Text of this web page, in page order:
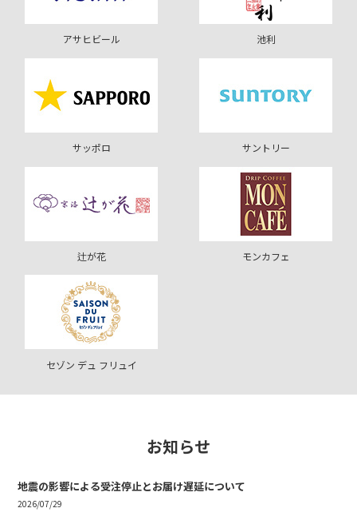
アサヒビール 池利
サッポロ サントリー
辻が花 モンカフェ
セゾン デュ フリュイ
お知らせ
地震の影響による受注停止とお届け遅延について
2026/07/29